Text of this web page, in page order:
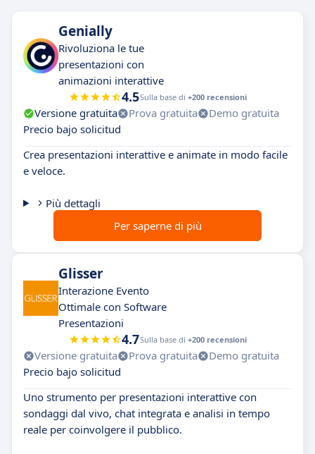
Genially
Rivoluziona le tue
presentazioni con
animazioni interattive
4.5Sulla base di +200 recensioni
Versione gratuita Prova gratuita
Demo gratuita
Precio bajo solicitud
Crea presentazioni interattive e animate in modo facile
e veloce.
Più dettagli
Per saperne di più
Glisser
Interazione Evento
Ottimale con Software
Presentazioni
4.7Sulla base di +200 recensioni
Versione gratuita Prova gratuita
Demo gratuita
Precio bajo solicitud
Uno strumento per presentazioni interattive con
sondaggi dal vivo, chat integrata e analisi in tempo
reale per coinvolgere il pubblico.